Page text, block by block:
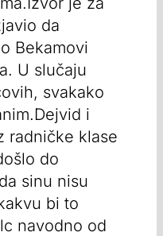
da
Bekamovi
U slučaju
svakako
i
radničke klase
do
sinu nisu
bi to
navodno od